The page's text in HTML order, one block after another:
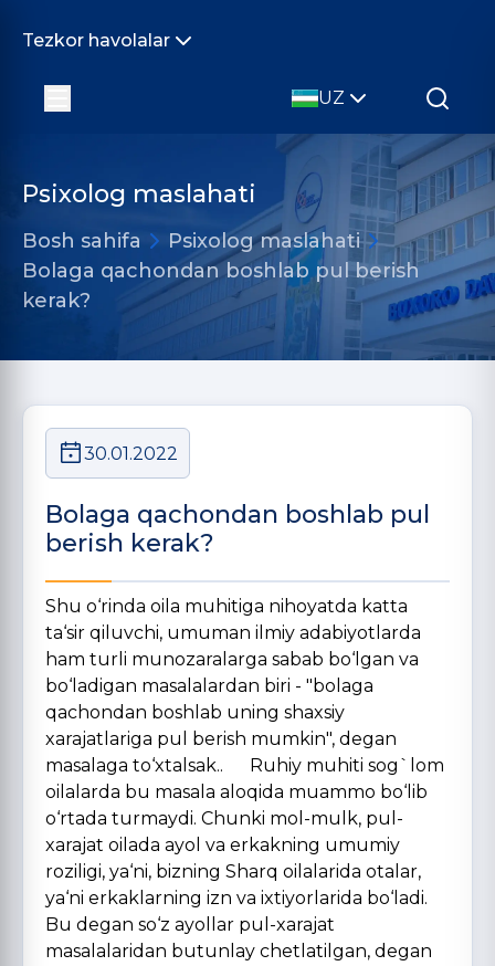
Tezkor havolalar
UZ
Psixolog maslahati
Bosh sahifa
Psixolog maslahati
Bolaga qachondan boshlab pul berish
kerak?
30.01.2022
Bolaga qachondan boshlab pul
berish kerak?
Shu o‘rinda oila muhitiga nihoyatda katta
ta‘sir qiluvchi, umuman ilmiy adabiyotlarda
ham turli munozaralarga sabab bo‘lgan va
bo‘ladigan masalalardan biri - "bolaga
qachondan boshlab uning shaxsiy
xarajatlariga pul berish mumkin", degan
masalaga to‘xtalsak.. Ruhiy muhiti sog`lom
oilalarda bu masala aloqida muammo bo‘lib
o‘rtada turmaydi. Chunki mol-mulk, pul-
xarajat oilada ayol va erkakning umumiy
roziligi, ya‘ni, bizning Sharq oilalarida otalar,
ya‘ni erkaklarning izn va ixtiyorlarida bo‘ladi.
Bu degan so‘z ayollar pul-xarajat
masalalaridan butunlay chetlatilgan, degan